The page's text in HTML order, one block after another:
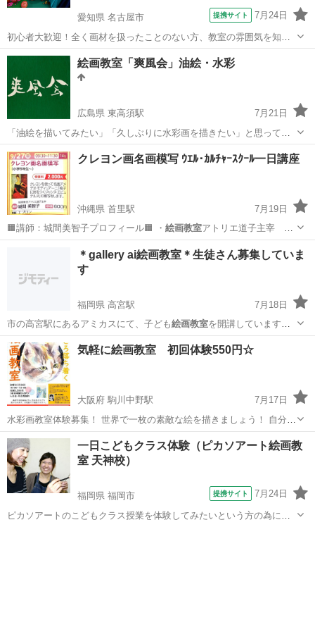
愛知県 名古屋市 提携サイト 7月24日
初心者大歓迎！全く画材を扱ったことのない方、教室の雰囲気を知り
たい方、お気軽にお尋ね下さい。二時間程ですが、丁寧にご指導いた
します。使って見たいと長年思っていた画材等ございましたら、この
機会に是非とも。 ご予約は下記まで。ご...
愛知 名古屋市 デッサン
絵画教室「爽風会」油絵・水彩
広島県 東高須駅
7月21日
「油絵を描いてみたい」「久しぶりに水彩画を描きたい」と思ってい
る方はいませんか？ゆっくり取り組みたい方や初心者の方にも丁寧に
ご指導いたします。 道具や描きたいものを含めご相談に応じます。
月・水・土曜日の13：00〜15：0...
広島 広島市 東高須駅 油絵 水彩
クレヨン画名画模写 ｳｴﾙ･ｶﾙﾁｬｰｽｸｰﾙ一日講座
沖縄県 首里駅
7月19日
🟧講師：城間美智子プロフィール🟧 ・ 絵画教室アトリエ道子主宰
・九州産業大学…
その他 カルチャー
＊gallery ai絵画教室＊生徒さん募集していま
す
福岡県 高宮駅
7月18日
市の高宮駅にあるアミカスにて、子ども絵画教室を開講しています！
小学生を中心と…
福岡 福岡市 高宮駅 絵画 アミカス
気軽に絵画教室 初回体験550円☆
大阪府 駒川中野駅
7月17日
水彩画教室体験募集！ 世界で一枚の素敵な絵を描きましょう！ 自分ら
しい味がある水彩画が描けますよ。 絵画は年齢関係なく、一生の趣味
として楽しめます。 初心者でも大丈夫！ コンクール入賞経験豊富な画
家...
大阪 大阪市 駒川中野駅 水彩画 会館
一日こどもクラス体験（ピカソアート絵画教
室 天神校）
福岡県 福岡市 提携サイト 7月24日
ピカソアートのこどもクラス授業を体験してみたいという方の為に、